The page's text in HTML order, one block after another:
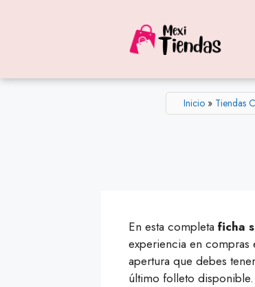
Inicio» Tiendas
En esta completa ficha
experiencia en compras
apertura que debes
último folleto disponible.